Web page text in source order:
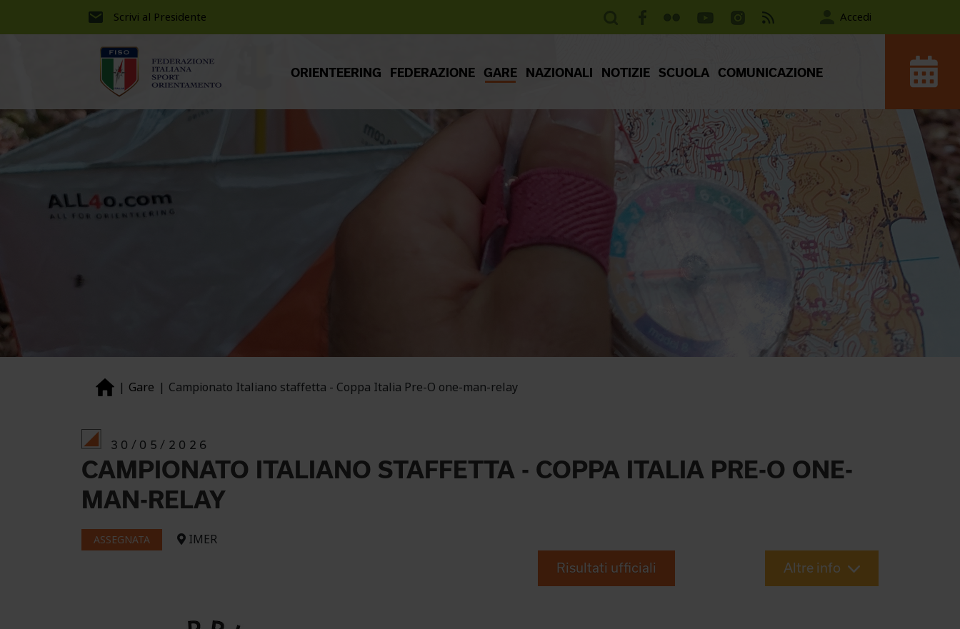
Scrivi al Presidente Accedi
ORIENTEERING FEDERAZIONE GARE NAZIONALI NOTIZIE SCUOLA COMUNICAZIONE
Gare Campionato Italiano staffetta - Coppa Italia Pre-O one-man-relay
30/05/2026
CAMPIONATO ITALIANO STAFFETTA - COPPA ITALIA PRE-O ONE-
MAN-RELAY
ASSEGNATA IMER
Risultati ufficiali Altre info